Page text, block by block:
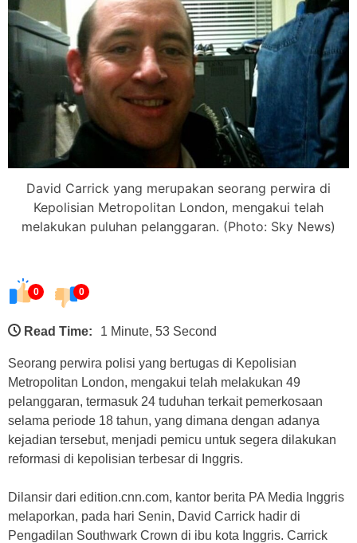
David Carrick yang merupakan seorang perwira di
Kepolisian Metropolitan London, mengakui telah
melakukan puluhan pelanggaran. (Photo: Sky News)
0 0
Read Time: 1 Minute, 53 Second
Seorang perwira polisi yang bertugas di Kepolisian
Metropolitan London, mengakui telah melakukan 49
pelanggaran, termasuk 24 tuduhan terkait pemerkosaan
selama periode 18 tahun, yang dimana dengan adanya
kejadian tersebut, menjadi pemicu untuk segera dilakukan
reformasi di kepolisian terbesar di Inggris.
Dilansir dari edition.cnn.com, kantor berita PA Media Inggris
melaporkan, pada hari Senin, David Carrick hadir di
Pengadilan Southwark Crown di ibu kota Inggris. Carrick